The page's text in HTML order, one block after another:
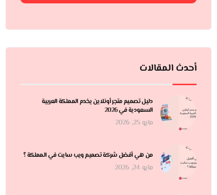
أحدث المقالات
دليل تصميم متجر أونلاين يخدم المملكة العربية
السعودية في 2026
مايو 25, 2026
من هي أفضل شركة تصميم ويب سايت في المملكة ؟
مايو 24, 2026